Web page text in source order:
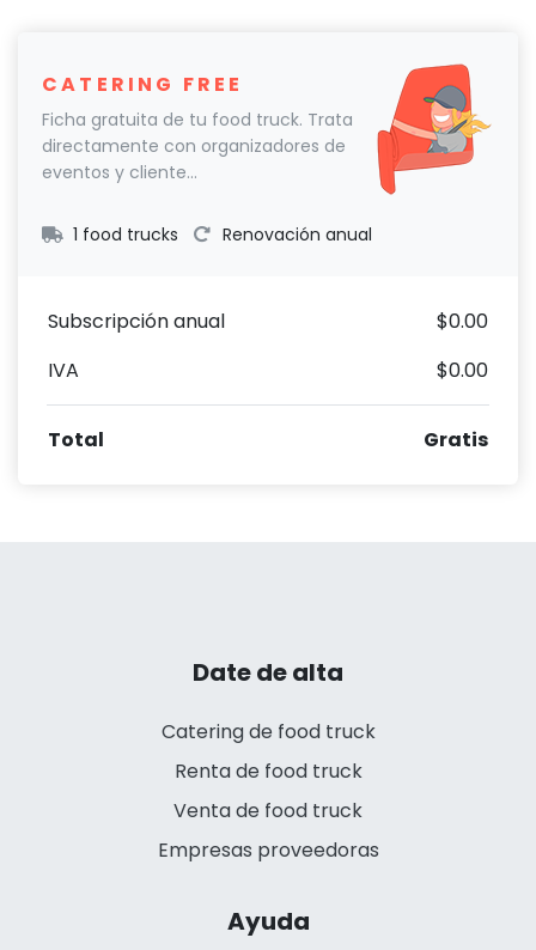
CATERING FREE
Ficha gratuita de tu food truck. Trata
directamente con organizadores de
eventos y cliente...
1 food trucks Renovación anual
Subscripción anual
$0.00
IVA
$0.00
Total Gratis
Date de alta
Catering de food truck
Renta de food truck
Venta de food truck
Empresas proveedoras
Ayuda